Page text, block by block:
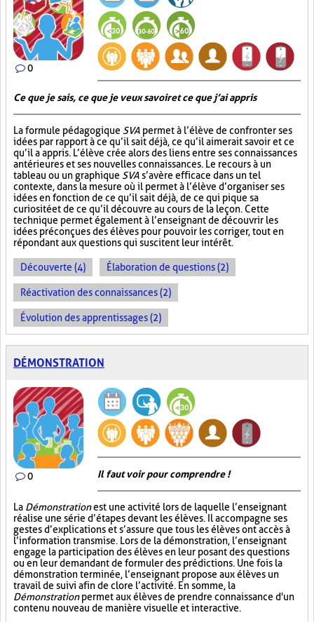
0
Ce que je sais, ce que je veux savoir et ce que j’ai appris
La formule pédagogique SVA permet à l’élève de confronter ses
idées par rapport à ce qu’il sait déjà, ce qu’il aimerait savoir et ce
qu’il a appris. L’élève crée alors des liens entre ses connaissances
antérieures et ses nouvelles connaissances. Le recours à un
tableau ou un graphique SVA s’avère efficace dans un tel
contexte, dans la mesure où il permet à l’élève d’organiser ses
idées en fonction de ce qu’il sait déjà, de ce qui pique sa
curiosité et de ce qu’il découvre au cours de la leçon. Cette
technique permet également à l’enseignant de découvrir les
idées préconçues des élèves pour pouvoir les corriger, tout en
répondant aux questions qui suscitent leur intérêt.
Découverte (4) Élaboration de questions (2)
Réactivation des connaissances (2)
Évolution des apprentissages (2)
DÉMONSTRATION
0 Il faut voir pour comprendre !
La Démonstrationest une activité lors de laquelle l’enseignant
réalise une série d’étapes devant les élèves. Il accompagne ses
gestes d’explications et s’assure que tous les élèves ont accès à
l’information transmise. Lors de la démonstration, l’enseignant
engage la participation des élèves en leur posant des questions
ou en leur demandant de formuler des prédictions. Une fois la
démonstration terminée, l’enseignant propose aux élèves un
travail de suivi afin de clore l’activité. En somme, la
Démonstrationpermet aux élèves de prendre connaissance d'un
contenu nouveau de manière visuelle et interactive.